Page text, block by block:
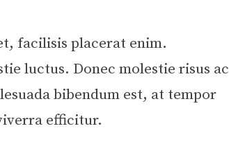
facilisis placerat enim.
luctus. Donec molestie risus ac
bibendum est, at tempor
efficitur.